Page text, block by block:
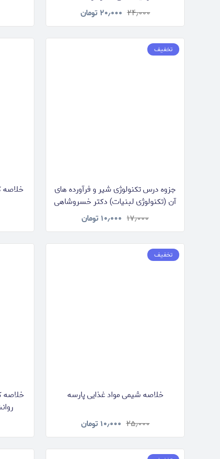
۲۴٫۰۰۰ ۲۰٫۰۰۰ تومان
تخفیف
جزوه درس تکنولوژی شیر و فرآورده های
آن (تکنولوژی لبنیات) دکتر خسروشاهی
۱۷٫۰۰۰ ۱۰٫۰۰۰ تومان
خلاصه
تخفیف
خلاصه شیمی مواد غذایی پارسه
۲۵٫۰۰۰ ۱۰٫۰۰۰ تومان
خلاصه